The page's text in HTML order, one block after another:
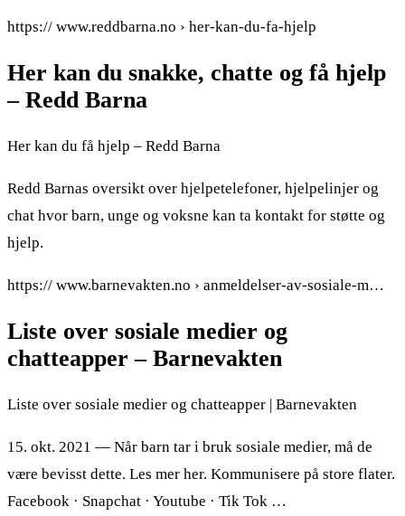
https:// www.reddbarna.no › her-kan-du-fa-hjelp
Her kan du snakke, chatte og få hjelp
– Redd Barna
Her kan du få hjelp – Redd Barna
Redd Barnas oversikt over hjelpetelefoner, hjelpelinjer og
chat hvor barn, unge og voksne kan ta kontakt for støtte og
hjelp.
https:// www.barnevakten.no › anmeldelser-av-sosiale-m…
Liste over sosiale medier og
chatteapper – Barnevakten
Liste over sosiale medier og chatteapper | Barnevakten
15. okt. 2021 — Når barn tar i bruk sosiale medier, må de
være bevisst dette. Les mer her. Kommunisere på store flater.
Facebook · Snapchat · Youtube · Tik Tok …